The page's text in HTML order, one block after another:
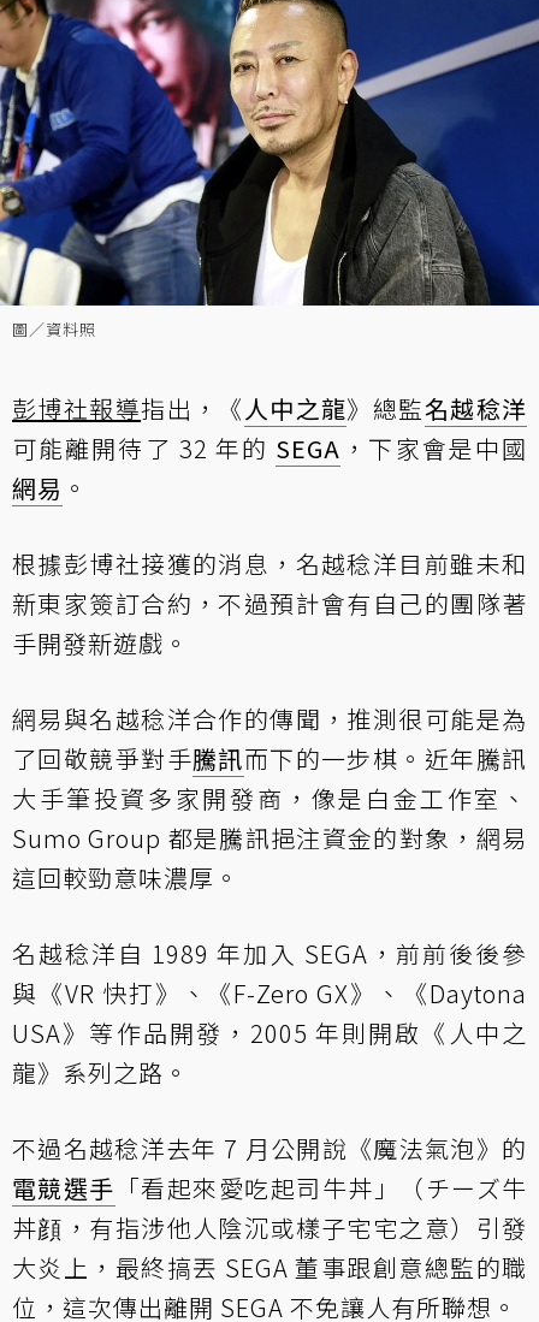
圖／資料照
彭博社報導指出，《人中之龍》總監名越稔洋
可能離開待了 32 年的 SEGA ，下家會是中國
網易 。
根據彭博社接獲的消息，名越稔洋目前雖未和
新東家簽訂合約，不過預計會有自己的團隊著
手開發新遊戲。
網易與名越稔洋合作的傳聞，推測很可能是為
了回敬競爭對手騰訊而下的一步棋。近年騰訊
大手筆投資多家開發商，像是白金工作室、
Sumo Group 都是騰訊挹注資金的對象，網易
這回較勁意味濃厚。
名越稔洋自 1989 年加入 SEGA，前前後後參
與《VR 快打》、《F-Zero GX》、《Daytona
USA》等作品開發，2005 年則開啟《人中之
龍》系列之路。
不過名越稔洋去年 7 月公開說《魔法氣泡》的
電競選手 「看起來愛吃起司牛丼」（チーズ牛
丼顔，有指涉他人陰沉或樣子宅宅之意）引發
大炎上，最終搞丟 SEGA 董事跟創意總監的職
位，這次傳出離開 SEGA 不免讓人有所聯想。